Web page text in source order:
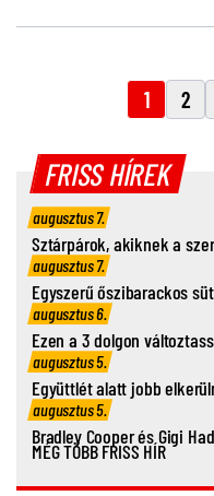
1 2
FRISS HÍREK
augusztus 7.
Sztárpárok, akiknek a
augusztus 7.
Egyszerű őszibarackos
augusztus 6.
Ezen a 3 dolgon
augusztus 5.
Együttlét alatt jobb
augusztus 5.
Bradley Cooper és Gigi
MÉG TÖBB FRISS HÍR